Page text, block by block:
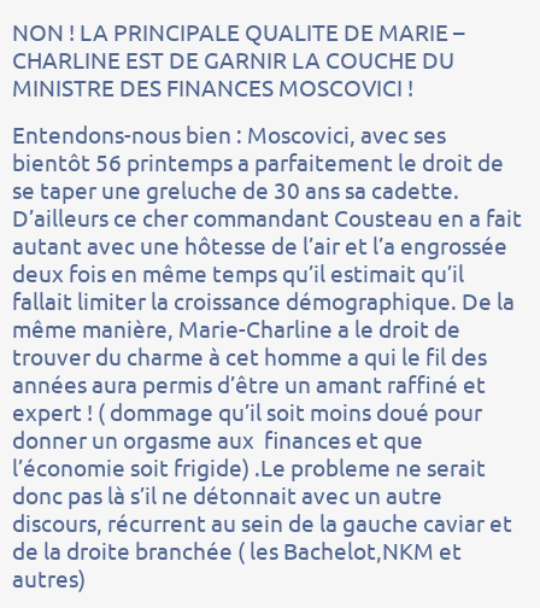
NON ! LA PRINCIPALE QUALITE DE MARIE –
CHARLINE EST DE GARNIR LA COUCHE DU
MINISTRE DES FINANCES MOSCOVICI !
Entendons-nous bien : Moscovici, avec ses
bientôt 56 printemps a parfaitement le droit de
se taper une greluche de 30 ans sa cadette.
D’ailleurs ce cher commandant Cousteau en a fait
autant avec une hôtesse de l’air et l’a engrossée
deux fois en même temps qu’il estimait qu’il
fallait limiter la croissance démographique. De la
même manière, Marie-Charline a le droit de
trouver du charme à cet homme a qui le fil des
années aura permis d’être un amant raffiné et
expert ! ( dommage qu’il soit moins doué pour
donner un orgasme aux finances et que
l’économie soit frigide) .Le probleme ne serait
donc pas là s’il ne détonnait avec un autre
discours, récurrent au sein de la gauche caviar et
de la droite branchée ( les Bachelot,NKM et
autres)